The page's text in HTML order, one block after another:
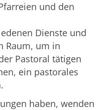
und den
Dienste und
Raum, um in
Pastoral tätigen
ein pastorales
haben, wenden